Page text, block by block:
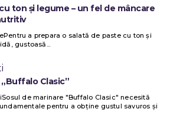
ton și legume – un fel de mâncare
a prepara o salată de paste cu ton și
gustoasă...
Clasic”
de marinare "Buffalo Clasic" necesită
pentru a obține gustul savuros și